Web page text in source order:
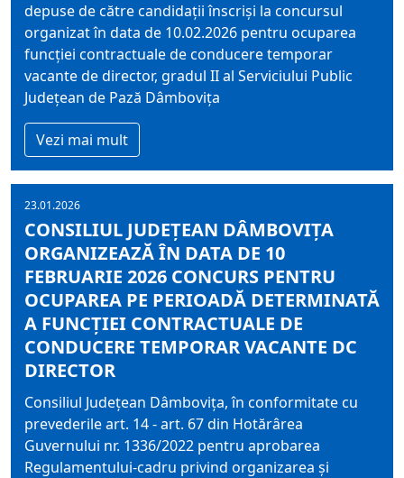
depuse de către candidaţii înscrişi la concursul
organizat în data de 10.02.2026 pentru ocuparea
funcţiei contractuale de conducere temporar
vacante de director, gradul II al Serviciului Public
Judeţean de Pază Dâmboviţa
Vezi mai mult
23.01.2026
CONSILIUL JUDEŢEAN DÂMBOVIŢA
ORGANIZEAZĂ ÎN DATA DE 10
FEBRUARIE 2026 CONCURS PENTRU
OCUPAREA PE PERIOADĂ DETERMINATĂ
A FUNCŢIEI CONTRACTUALE DE
CONDUCERE TEMPORAR VACANTE DC
DIRECTOR
Consiliul Judeţean Dâmboviţa, în conformitate cu
prevederile art. 14 - art. 67 din Hotărârea
Guvernului nr. 1336/2022 pentru aprobarea
Regulamentului-cadru privind organizarea şi